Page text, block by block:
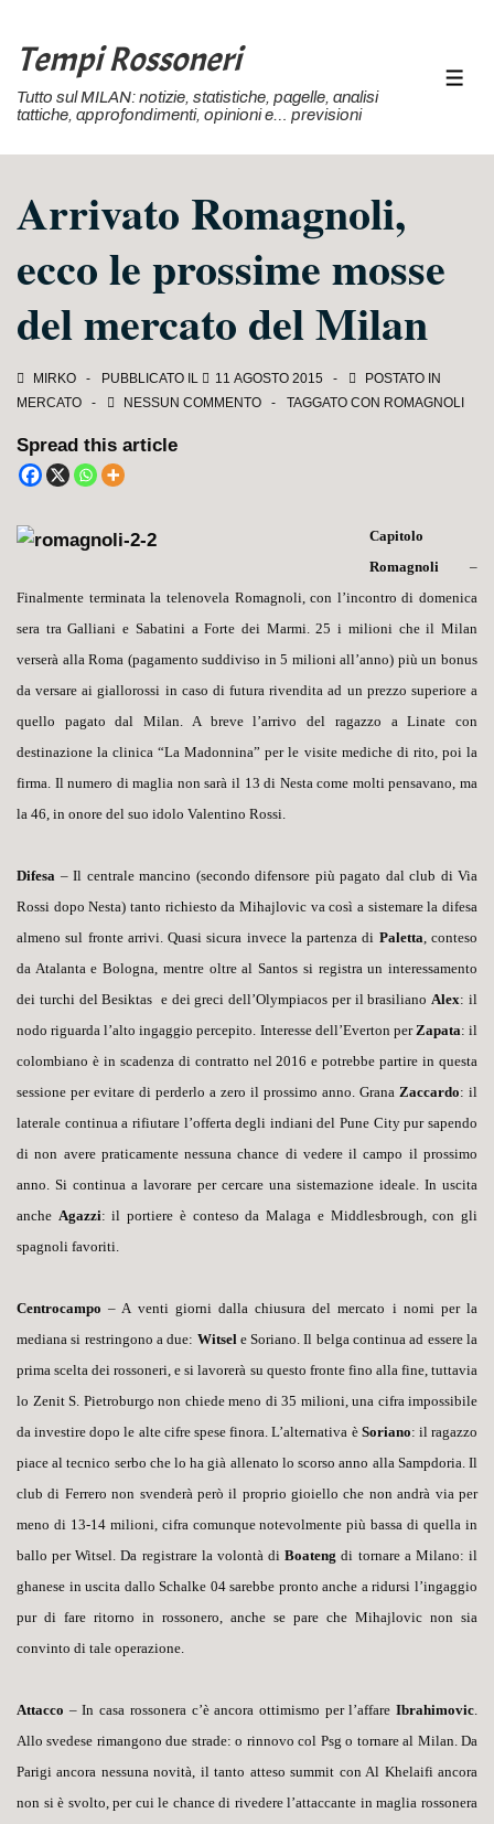
Vai
contenuto
Tempi Rossoneri
Tutto sul MILAN: notizie, statistiche, pagelle, analisi
tattiche, approfondimenti, opinioni e… previsioni
Arrivato Romagnoli,
ecco le prossime mosse
del mercato del Milan
MIRKO PUBBLICATO IL 11 AGOSTO 2015
POSTATO IN
MERCATO
NESSUN COMMENTO TAGGATO CON ROMAGNOLI
Spread this article
Capitolo
Romagnoli –
Finalmente terminata la telenovela Romagnoli, con l’incontro di domenica
sera tra Galliani e Sabatini a Forte dei Marmi. 25 i milioni che il Milan
verserà alla Roma (pagamento suddiviso in 5 milioni all’anno) più un bonus
da versare ai giallorossi in caso di futura rivendita ad un prezzo superiore a
quello pagato dal Milan. A breve l’arrivo del ragazzo a Linate con
destinazione la clinica “La Madonnina” per le visite mediche di rito, poi la
firma. Il numero di maglia non sarà il 13 di Nesta come molti pensavano, ma
la 46, in onore del suo idolo Valentino Rossi.
Difesa – Il centrale mancino (secondo difensore più pagato dal club di Via
Rossi dopo Nesta) tanto richiesto da Mihajlovic va così a sistemare la difesa
almeno sul fronte arrivi. Quasi sicura invece la partenza di Paletta, conteso
da Atalanta e Bologna, mentre oltre al Santos si registra un interessamento
dei turchi del Besiktas e dei greci dell’Olympiacos per il brasilianoAlex: il
nodo riguarda l’alto ingaggio percepito. Interesse dell’Everton perZapata: il
colombiano è in scadenza di contratto nel 2016 e potrebbe partire in questa
sessione per evitare di perderlo a zero il prossimo anno. Grana Zaccardo: il
laterale continua a rifiutare l’offerta degli indiani del Pune City pur sapendo
di non avere praticamente nessuna chance di vedere il campo il prossimo
anno. Si continua a lavorare per cercare una sistemazione ideale. In uscita
anche Agazzi: il portiere è conteso da Malaga e Middlesbrough, con gli
spagnoli favoriti.
Centrocampo – A venti giorni dalla chiusura del mercato i nomi per la
mediana si restringono a due: Witsele Soriano. Il belga continua ad essere la
prima scelta dei rossoneri, e si lavorerà su questo fronte fino alla fine, tuttavia
lo Zenit S. Pietroburgo non chiede meno di 35 milioni, una cifra impossibile
da investire dopo le alte cifre spese finora. L’alternativa è Soriano: il ragazzo
piace al tecnico serbo che lo ha già allenato lo scorso anno alla Sampdoria. Il
club di Ferrero non svenderà però il proprio gioiello che non andrà via per
meno di 13-14 milioni, cifra comunque notevolmente più bassa di quella in
ballo per Witsel. Da registrare la volontà diBoateng di tornare a Milano: il
ghanese in uscita dallo Schalke 04 sarebbe pronto anche a ridursi l’ingaggio
pur di fare ritorno in rossonero, anche se pare che Mihajlovic non sia
convinto di tale operazione.
Attacco – In casa rossonera c’è ancora ottimismo per l’affareIbrahimovic.
Allo svedese rimangono due strade: o rinnovo col Psg o tornare al Milan. Da
Parigi ancora nessuna novità, il tanto atteso summit con Al Khelaifi ancora
non si è svolto, per cui le chance di rivedere l’attaccante in maglia rossonera